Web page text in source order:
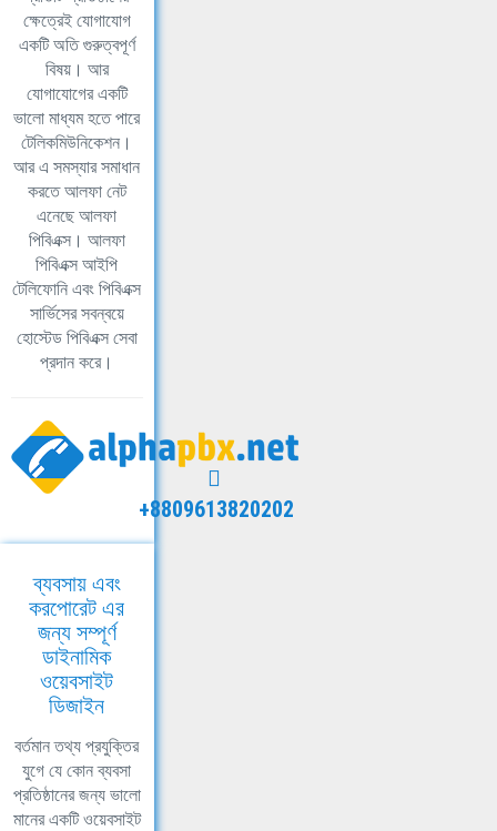
ক্ষেত্রেই যোগাযোগ
একটি অতি গুরুত্বপূর্ণ
বিষয়। আর
যোগাযোগের একটি
ভালো মাধ্যম হতে পারে
টেলিকমিউনিকেশন।
আর এ সমস্যার সমাধান
করতে আলফা নেট
এনেছে আলফা
পিবিএক্স। আলফা
পিবিএক্স আইপি
টেলিফোনি এবং পিবিএক্স
সার্ভিসের সবন্বয়ে
হোস্টেড পিবিএক্স সেবা
প্রদান করে।
+8809613820202
ব্যবসায় এবং
করপোরেট এর
জন্য সম্পূর্ণ
ডাইনামিক
ওয়েবসাইট
ডিজাইন
বর্তমান তথ্য প্রযুক্তির
যুগে যে কোন ব্যবসা
প্রতিষ্ঠানের জন্য ভালো
মানের একটি ওয়েবসাইট